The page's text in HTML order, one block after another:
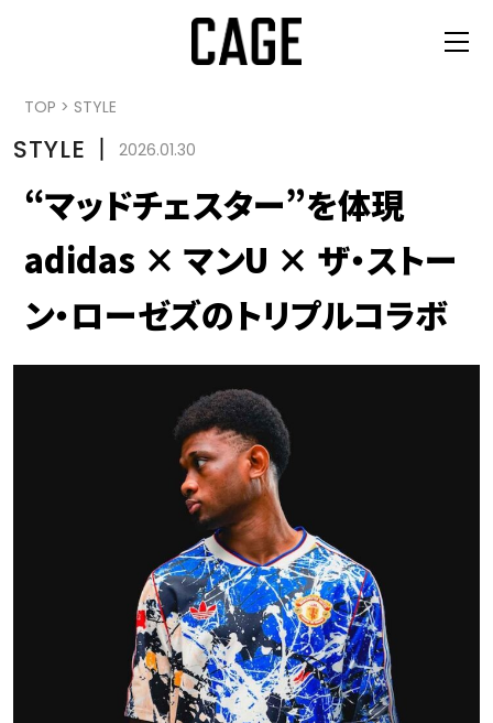
TOP > STYLE
STYLE 丨 2026.01.30
“マッドチェスター”を体現
adidas × マンU × ザ・ストー
ン・ローゼズのトリプルコラボ